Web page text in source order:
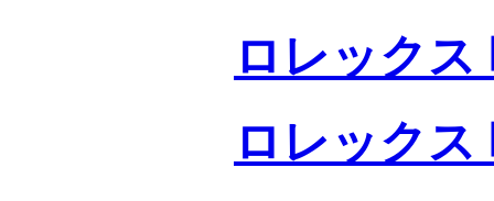
ロレックス
ロレックス